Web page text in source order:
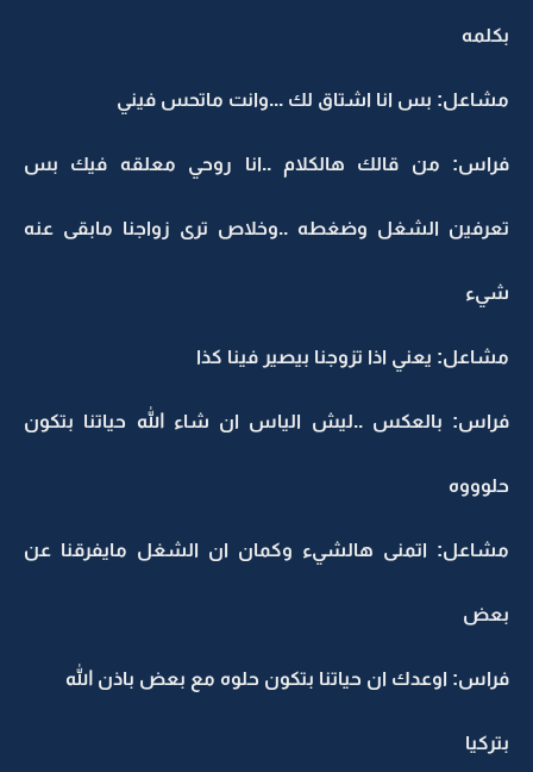
بكلمه
مشاعل: بس انا اشتاق لك ...وانت ماتحس فيني
فراس: من قالك هالكلام ..انا روحي معلقه فيك بس
تعرفين الشغل وضغطه ..وخلاص ترى زواجنا مابقى عنه
شيء
مشاعل: يعني اذا تزوجنا بيصير فينا كذا
فراس: بالعكس ..ليش الياس ان شاء الله حياتنا بتكون
حلوووه
مشاعل: اتمنى هالشيء وكمان ان الشغل مايفرقنا عن
بعض
فراس: اوعدك ان حياتنا بتكون حلوه مع بعض باذن الله
بتركيا